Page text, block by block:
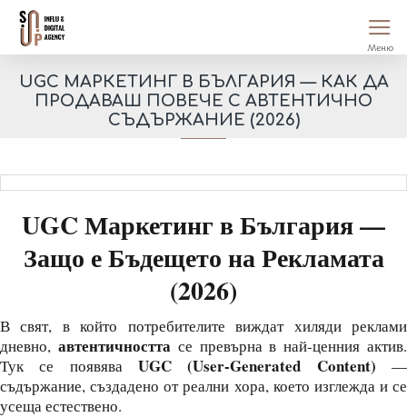
UGC МАРКЕТИНГ В БЪЛГАРИЯ — КАК ДА
ПРОДАВАШ ПОВЕЧЕ С АВТЕНТИЧНО
СЪДЪРЖАНИЕ (2026)
UGC Маркетинг в България —
Защо е Бъдещето на Рекламата
(2026)
В свят, в който потребителите виждат хиляди реклами
дневно, автентичносттасе превърна в най-ценния актив.
Тук се появява UGC (User-Generated Content) —
съдържание, създадено от реални хора, което изглежда и се
усеща естествено.